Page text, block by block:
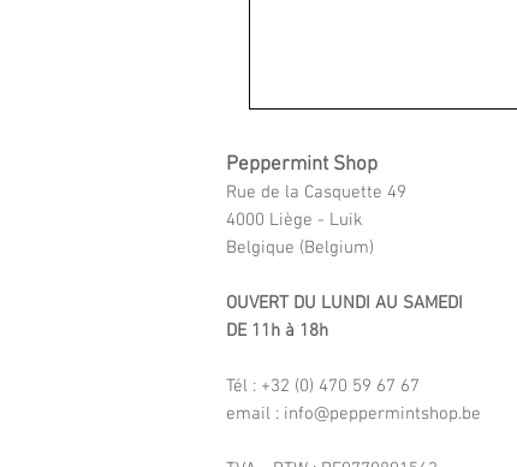
Peppermint Shop
Rue de la Casquette 49
4000 Liège - Luik
Belgique (Belgium)
OUVERT DU LUNDI AU SAMEDI
DE 11h à 18h
Tél : +32 (0) 470 59 67 67
email : info@peppermintshop.be